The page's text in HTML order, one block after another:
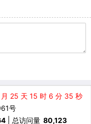
25 天 15 时 6 分 35 秒
号
总访问量 80,123